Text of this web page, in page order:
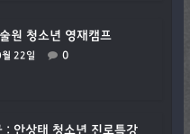
원 청소년 영재캠프
22일 0
: 안상태 청소년 진로특강